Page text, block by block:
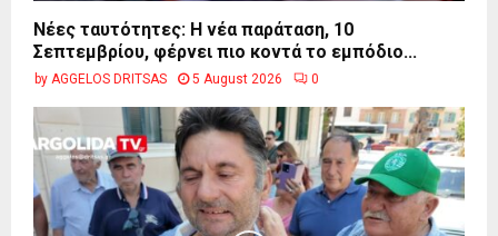
Νέες ταυτότητες: Η νέα παράταση, 10
Σεπτεμβρίου, φέρνει πιο κοντά το εμπόδιο...
by AGGELOS DRITSAS 5 August 2026 0